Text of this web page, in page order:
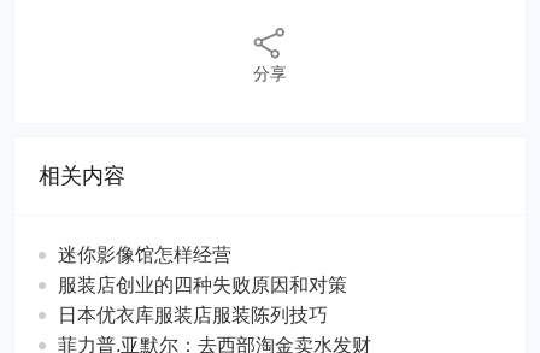
分享
相关内容
迷你影像馆怎样经营
服装店创业的四种失败原因和对策
日本优衣库服装店服装陈列技巧
菲力普.亚默尔：去西部淘金卖水发财